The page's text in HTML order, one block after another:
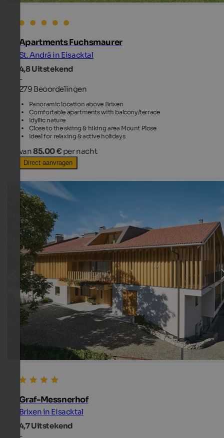
Apartments Fuchsmaurer
St. Andrä in Eisacktal
4,8Uitstekend
-
279 Beoordelingen
Panoramic location above Brixen
Comfortable apartments with balcony/terrace
Idyllic nature
Close to the skiing & hiking area Mount Plose
Ideal for relaxing & active holidays
van85.00 € per nacht
Direct aanvragen
Graf-Messnerhof
Brixen in Eisacktal
4,7Uitstekend
-